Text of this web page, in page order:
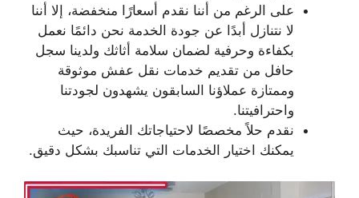
على الرغم من أننا نقدم أسعارًا منخفضة، إلا أننا
لا نتنازل أبدًا عن جودة الخدمة نحن دائمًا نعمل
بكفاءة وحرفية لضمان سلامة أثاثك ولدينا سجل
حافل من تقديم خدمات نقل عفش موثوقة
وممتازة عملاؤنا السابقون يشهدون لجودتنا
واحترافيتنا.
نقدم حلاً مخصصًا لاحتياجاتك الفريدة، حيث
يمكنك اختيار الخدمات التي تناسبك بشكل دقيق.